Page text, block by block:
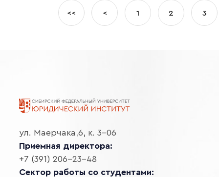
<< < 1 2 3
ул. Маерчака,6, к. 3-06
Приемная директора:
+7 (391) 206-23-48
Сектор работы со студентами: